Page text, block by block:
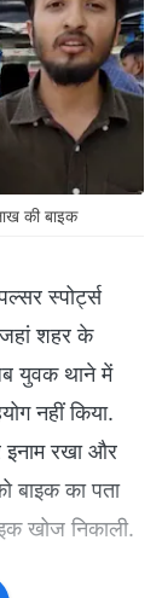
की बाइक
स्पोर्ट्स
जहां शहर के
युवक थाने में
नहीं किया.
रखा और
बाइक का पता
खोज निकाली.